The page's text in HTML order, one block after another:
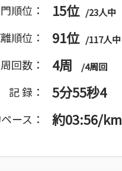
順位：
15位 /23人中
順位： 91位 /117人中
周回数： 4周 /4周回
記 録： 5分55秒4
ース： 約03:56/km